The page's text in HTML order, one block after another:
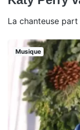
La chanteuse
Musique